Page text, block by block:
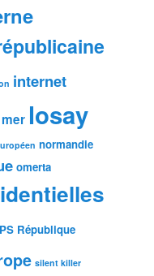
internet
losay
normandie
omerta
PS République
silent killer